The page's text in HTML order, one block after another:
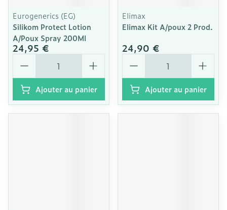
Eurogenerics (EG)
Silikom Protect Lotion
A/Poux Spray 200Ml
24,95 €
Quantité
Ajouter au panier
Elimax
Elimax Kit A/poux 2 Prod.
24,90 €
Quantité
Ajouter au panier